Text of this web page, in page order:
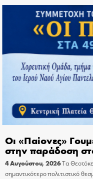
Οι «Παίονες»
στην παράδοση
4 Αυγούστου, 2026Τα
σημαντικότερο πολιτιστικό